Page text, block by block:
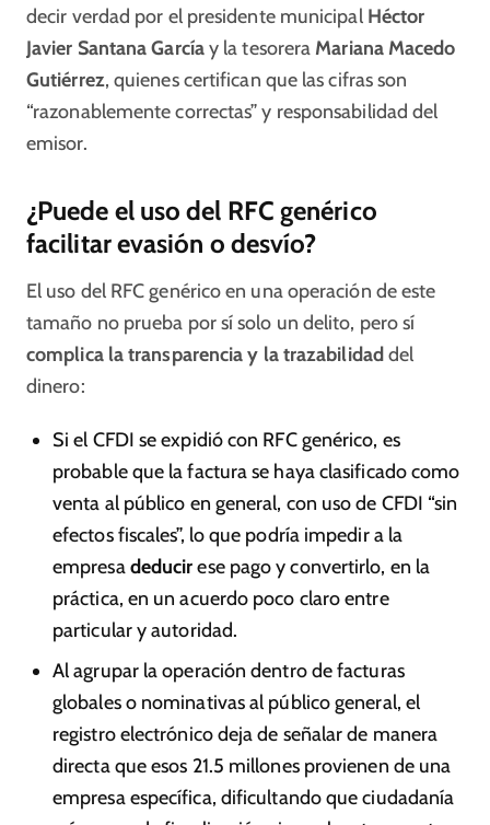
decir verdad por el presidente municipal Héctor
Javier Santana Garcíay la tesoreraMariana Macedo
Gutiérrez, quienes certifican que las cifras son
“razonablemente correctas” y responsabilidad del
emisor.
¿Puede el uso del RFC genérico
facilitar evasión o desvío?
El uso del RFC genérico en una operación de este
tamaño no prueba por sí solo un delito, pero sí
complica la transparencia y la trazabilidad del
dinero:
Si el CFDI se expidió con RFC genérico, es
probable que la factura se haya clasificado como
venta al público en general, con uso de CFDI “sin
efectos fiscales”, lo que podría impedir a la
empresadeducirese pago y convertirlo, en la
práctica, en un acuerdo poco claro entre
particular y autoridad.
Al agrupar la operación dentro de facturas
globales o nominativas al público general, el
registro electrónico deja de señalar de manera
directa que esos 21.5 millones provienen de una
empresa específica, dificultando que ciudadanía